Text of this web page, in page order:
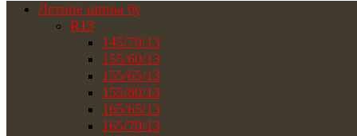
Летние шины бу
R13
145/70/13
155/60/13
155/65/13
155/80/13
165/65/13
165/70/13